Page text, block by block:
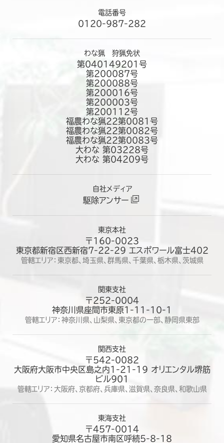
電話番号
0120-987-282
わな猟 狩猟免状
第040149201号
第200087号
第200088号
第200016号
第200003号
第200112号
福農わな猟22第0081号
福農わな猟22第0082号
福農わな猟22第0083号
大わな 第03228号
大わな 第04209号
自社メディア
駆除アンサー
東京本社
〒160-0023
東京都新宿区西新宿7-22-29 エスポワール富士402
管轄エリア：東京都、埼玉県、群馬県、千葉県、栃木県、茨城県
関東支社
〒252-0004
神奈川県座間市東原1-11-10-1
管轄エリア：神奈川県、山梨県、東京都の一部、静岡県東部
関西支社
〒542-0082
大阪府大阪市中央区島之内1-21-19 オリエンタル堺筋
ビル901
管轄エリア：大阪府、京都府、兵庫県、滋賀県、奈良県、和歌山県
東海支社
〒457-0014
愛知県名古屋市南区呼続5-8-18